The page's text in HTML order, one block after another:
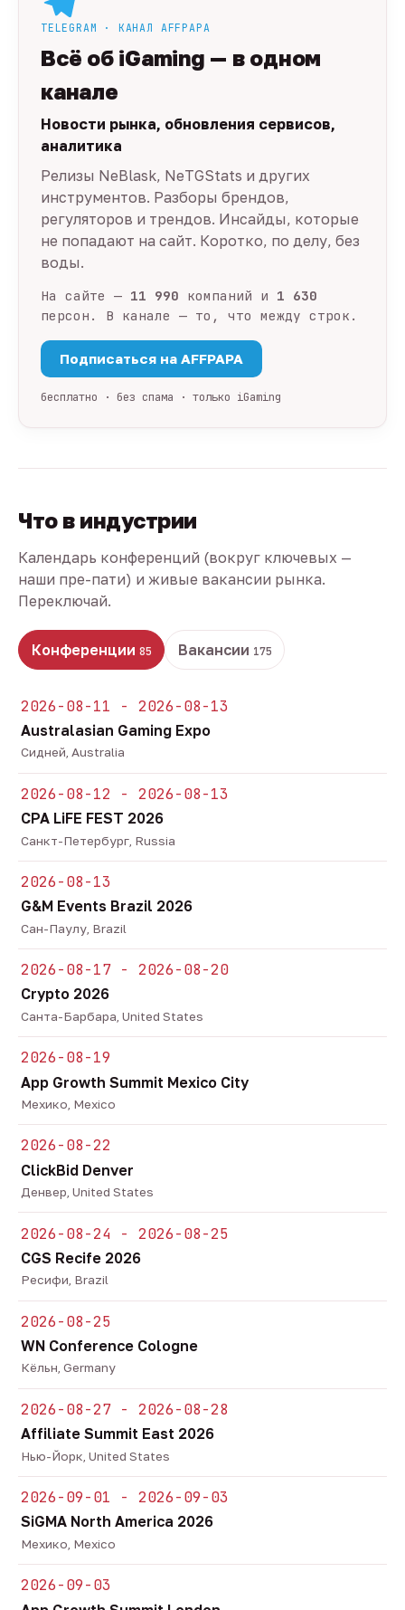
TELEGRAM · КАНАЛ AFFPAPA
Всё об iGaming — в одном
канале
Новости рынка, обновления сервисов,
аналитика
Релизы NeBlask, NeTGStats и других
инструментов. Разборы брендов,
регуляторов и трендов. Инсайды, которые
не попадают на сайт. Коротко, по делу, без
воды.
На сайте — 11 990 компаний и 1 630
персон. В канале — то, что между строк.
Подписаться на AFFPAPA
бесплатно · без спама · только iGaming
Что в индустрии
Календарь конференций (вокруг ключевых —
наши пре-пати) и живые вакансии рынка.
Переключай.
Конференции 85 Вакансии 175
2026-08-11 - 2026-08-13
Australasian Gaming Expo
Сидней, Australia
2026-08-12 - 2026-08-13
CPA LiFE FEST 2026
Санкт-Петербург, Russia
2026-08-13
G&M Events Brazil 2026
Сан-Паулу, Brazil
2026-08-17 - 2026-08-20
Crypto 2026
Санта-Барбара, United States
2026-08-19
App Growth Summit Mexico City
Мехико, Mexico
2026-08-22
ClickBid Denver
Денвер, United States
2026-08-24 - 2026-08-25
CGS Recife 2026
Ресифи, Brazil
2026-08-25
WN Conference Cologne
Кёльн, Germany
2026-08-27 - 2026-08-28
Affiliate Summit East 2026
Нью-Йорк, United States
2026-09-01 - 2026-09-03
SiGMA North America 2026
Мехико, Mexico
2026-09-03